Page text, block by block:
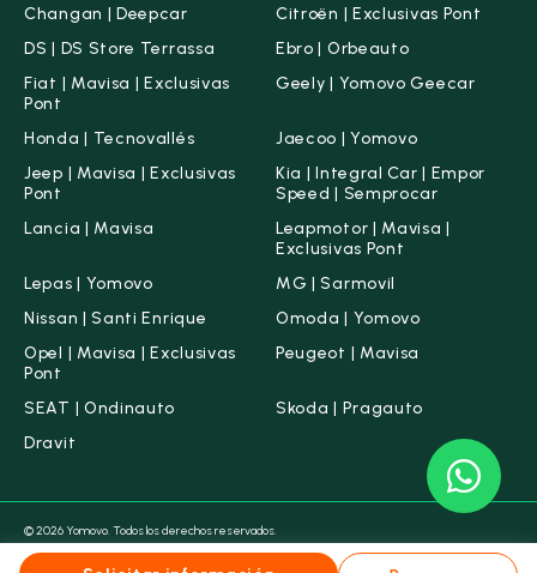
Changan | Deepcar
Citroën | Exclusivas Pont
DS | DS Store Terrassa
Ebro | Orbeauto
Fiat | Mavisa | Exclusivas
Pont
Geely | Yomovo Geecar
Honda | Tecnovallés
Jaecoo | Yomovo
Jeep | Mavisa | Exclusivas
Pont
Kia | Integral Car | Empor
Speed | Semprocar
Lancia | Mavisa
Leapmotor | Mavisa |
Exclusivas Pont
Lepas | Yomovo
MG | Sarmovil
Nissan | Santi Enrique
Omoda | Yomovo
Opel | Mavisa | Exclusivas
Pont
Peugeot | Mavisa
SEAT | Ondinauto
Skoda | Pragauto
Dravit
Condiciones legalesAviso legalPolítica de CookiesPolítica de PrivacidadCanal ético
© 2026 Yomovo. Todos los derechos reservados.